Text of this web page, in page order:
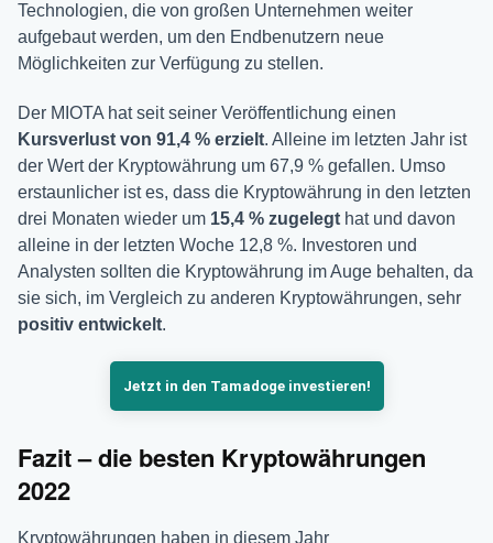
Technologien, die von großen Unternehmen weiter
aufgebaut werden, um den Endbenutzern neue
Möglichkeiten zur Verfügung zu stellen.
Der MIOTA hat seit seiner Veröffentlichung einen
Kursverlust von 91,4 % erzielt. Alleine im letzten Jahr ist
der Wert der Kryptowährung um 67,9 % gefallen. Umso
erstaunlicher ist es, dass die Kryptowährung in den letzten
drei Monaten wieder um 15,4 % zugelegt hat und davon
alleine in der letzten Woche 12,8 %. Investoren und
Analysten sollten die Kryptowährung im Auge behalten, da
sie sich, im Vergleich zu anderen Kryptowährungen, sehr
positiv entwickelt.
Jetzt in den Tamadoge investieren!
Fazit – die besten Kryptowährungen
2022
Kryptowährungen haben in diesem Jahr